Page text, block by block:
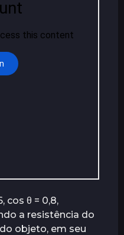
cos θ = 0,8,
a resistência do
objeto, em seu